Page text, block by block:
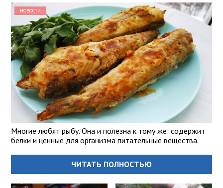
НОВОСТИ
Многие любят рыбу. Она и полезна к тому же: содержит
белки и ценные для организма питательные вещества.
ЧИТАТЬ ПОЛНОСТЬЮ